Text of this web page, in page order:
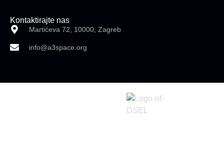
Kontaktirajte nas
Martićeva 72, 10000, Zagreb
info@a3space.org